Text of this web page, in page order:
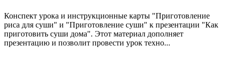
Конспект урока и инструкционные карты "Приготовление
риса для суши" и "Приготовление суши" к презентации "Как
приготовить суши дома". Этот материал дополняет
презентацию и позволит провести урок техно...